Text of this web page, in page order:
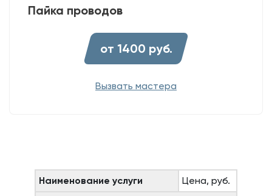
Пайка проводов
от 1400 руб.
Вызвать мастера
Наименование услуги
Цена, руб.